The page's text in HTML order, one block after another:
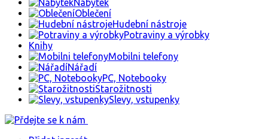
Nábytek
Oblečení
Hudební nástroje
Potraviny a výrobky
Knihy
Mobilni telefony
Nářadí
PC, Notebooky
Starožitnosti
Slevy, vstupenky